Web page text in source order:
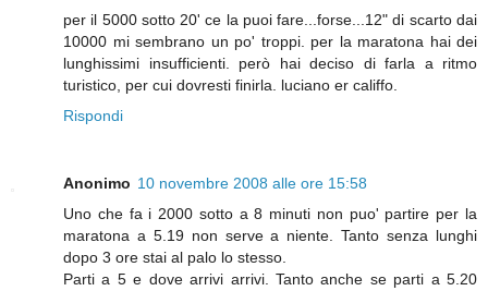
per il 5000 sotto 20' ce la puoi fare...forse...12" di scarto dai
10000 mi sembrano un po' troppi. per la maratona hai dei
lunghissimi insufficienti. però hai deciso di farla a ritmo
turistico, per cui dovresti finirla. luciano er califfo.
Rispondi
Anonimo 10 novembre 2008 alle ore 15:58
Uno che fa i 2000 sotto a 8 minuti non puo' partire per la
maratona a 5.19 non serve a niente. Tanto senza lunghi
dopo 3 ore stai al palo lo stesso.
Parti a 5 e dove arrivi arrivi. Tanto anche se parti a 5.20